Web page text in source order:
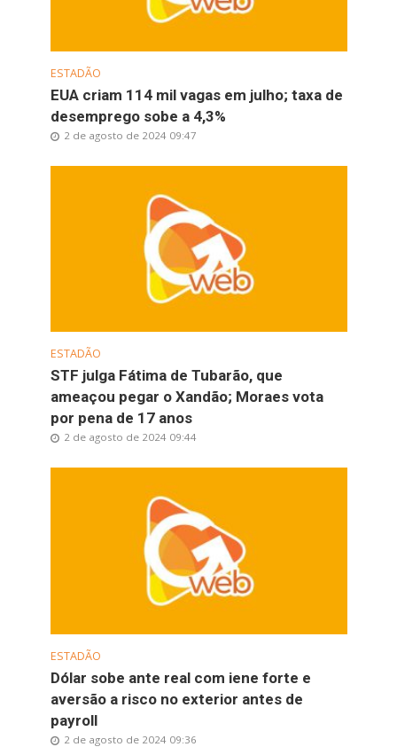
ESTADÃO
EUA criam 114 mil vagas em julho; taxa de
desemprego sobe a 4,3%
2 de agosto de 2024 09:47
ESTADÃO
STF julga Fátima de Tubarão, que
ameaçou pegar o Xandão; Moraes vota
por pena de 17 anos
2 de agosto de 2024 09:44
ESTADÃO
Dólar sobe ante real com iene forte e
aversão a risco no exterior antes de
payroll
2 de agosto de 2024 09:36